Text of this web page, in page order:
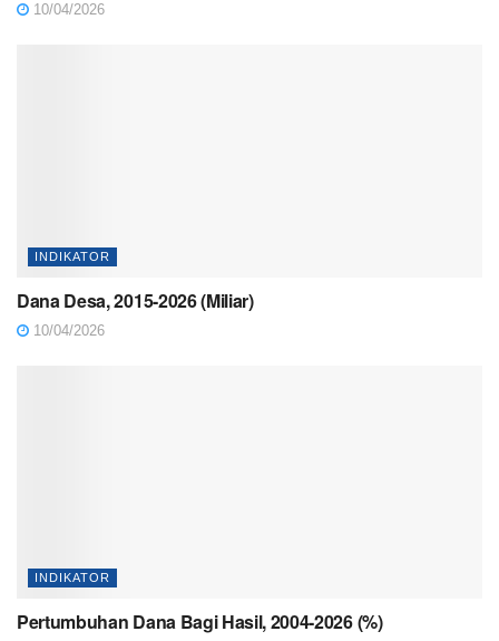
10/04/2026
INDIKATOR
Dana Desa, 2015-2026 (Miliar)
10/04/2026
INDIKATOR
Pertumbuhan Dana Bagi Hasil, 2004-2026 (%)